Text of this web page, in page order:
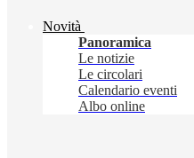
Novità
Panoramica
Le notizie
Le circolari
Calendario eventi
Albo online